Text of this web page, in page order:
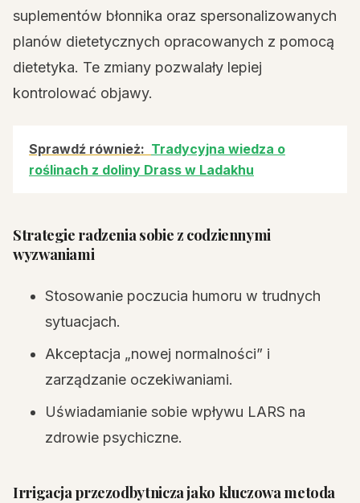
suplementów błonnika oraz spersonalizowanych
planów dietetycznych opracowanych z pomocą
dietetyka. Te zmiany pozwalały lepiej
kontrolować objawy.
Sprawdź również: Tradycyjna wiedza o
roślinach z doliny Drass w Ladakhu
Strategie radzenia sobie z codziennymi
wyzwaniami
Stosowanie poczucia humoru w trudnych
sytuacjach.
Akceptacja „nowej normalności” i
zarządzanie oczekiwaniami.
Uświadamianie sobie wpływu LARS na
zdrowie psychiczne.
Irrigacja przezodbytnicza jako kluczowa metoda